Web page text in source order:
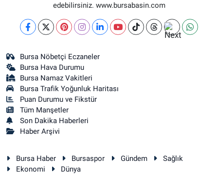
edebilirsiniz. www.bursabasin.com
Bursa Nöbetçi Eczaneler
Bursa Hava Durumu
Bursa Namaz Vakitleri
Bursa Trafik Yoğunluk Haritası
Puan Durumu ve Fikstür
Tüm Manşetler
Son Dakika Haberleri
Haber Arşivi
Bursa Haber Bursaspor Gündem
Sağlık
Ekonomi
Dünya